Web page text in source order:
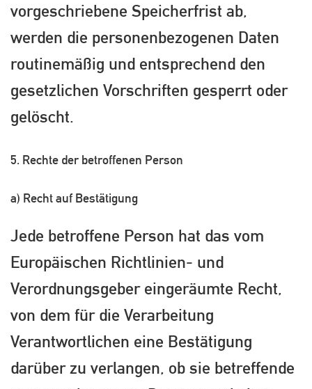
vorgeschriebene Speicherfrist ab,
werden die personenbezogenen Daten
routinemäßig und entsprechend den
gesetzlichen Vorschriften gesperrt oder
gelöscht.
5. Rechte der betroffenen Person
a) Recht auf Bestätigung
Jede betroffene Person hat das vom
Europäischen Richtlinien- und
Verordnungsgeber eingeräumte Recht,
von dem für die Verarbeitung
Verantwortlichen eine Bestätigung
darüber zu verlangen, ob sie betreffende